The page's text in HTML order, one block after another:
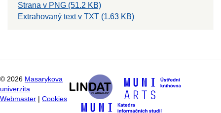
Strana v PNG (51.2 KB)
Extrahovaný text v TXT (1.63 KB)
© 2026 Masarykova
univerzita
Webmaster
Cookies